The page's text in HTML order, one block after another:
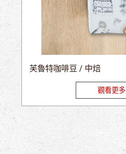
芙魯特咖啡豆 / 中焙
觀看更多